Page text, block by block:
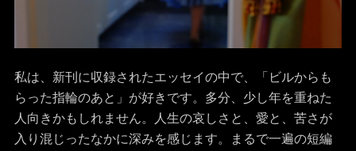
私は、新刊に収録されたエッセイの中で、「ビルからも
らった指輪のあと」が好きです。多分、少し年を重ねた
人向きかもしれません。人生の哀しさと、愛と、苦さが
入り混じったなかに深みを感じます。まるで一遍の短編